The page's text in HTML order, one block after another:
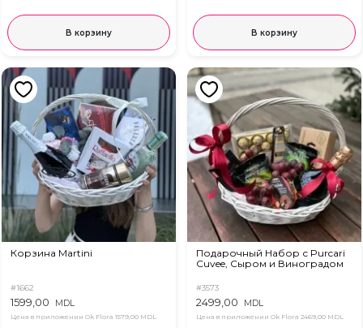
В корзину В корзину
Корзина Martini
#1662
1599,00 MDL
Цена в приложении Ok Flora 1579,00 MDL
Подарочный Набор с Purcari
Cuvee, Сыром и Виноградом
#3573
2499,00 MDL
Цена в приложении Ok Flora 2469,00 MDL